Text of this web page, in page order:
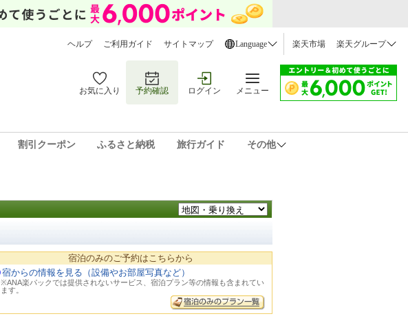
ヘルプ ご利用ガイド サイトマップ Language 楽天市場 楽天グループ
お気に入り 予約確認 ログイン メニュー
割引クーポン ふるさと納税 旅行ガイド その他
宿泊のみのご予約はこちらから
宿からの情報を見る（設備やお部屋写真など）
※ANA楽パックでは提供されないサービス、宿泊プラン等の情報も含まれてい
ます。